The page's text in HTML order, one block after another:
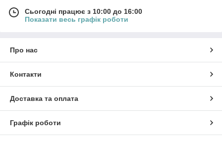
Сьогодні працює з 10:00 до 16:00
Показати весь графік роботи
Про нас
Контакти
Доставка та оплата
Графік роботи